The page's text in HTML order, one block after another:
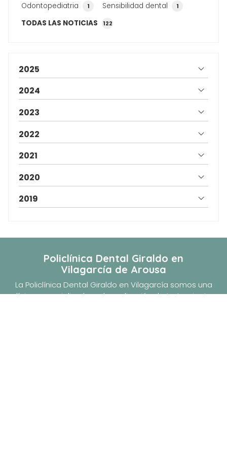
TODAS LAS NOTICIAS 122
Odontopediatria 1 Sensibilidad dental 1
2025
2024
2023
2022
2021
2020
2019
Policlínica Dental Giraldo en
Vilagarcía de Arousa
La Policlínica Dental Giraldo en Vilagarcía somos una
clínica especializada en la realización de tratamientos